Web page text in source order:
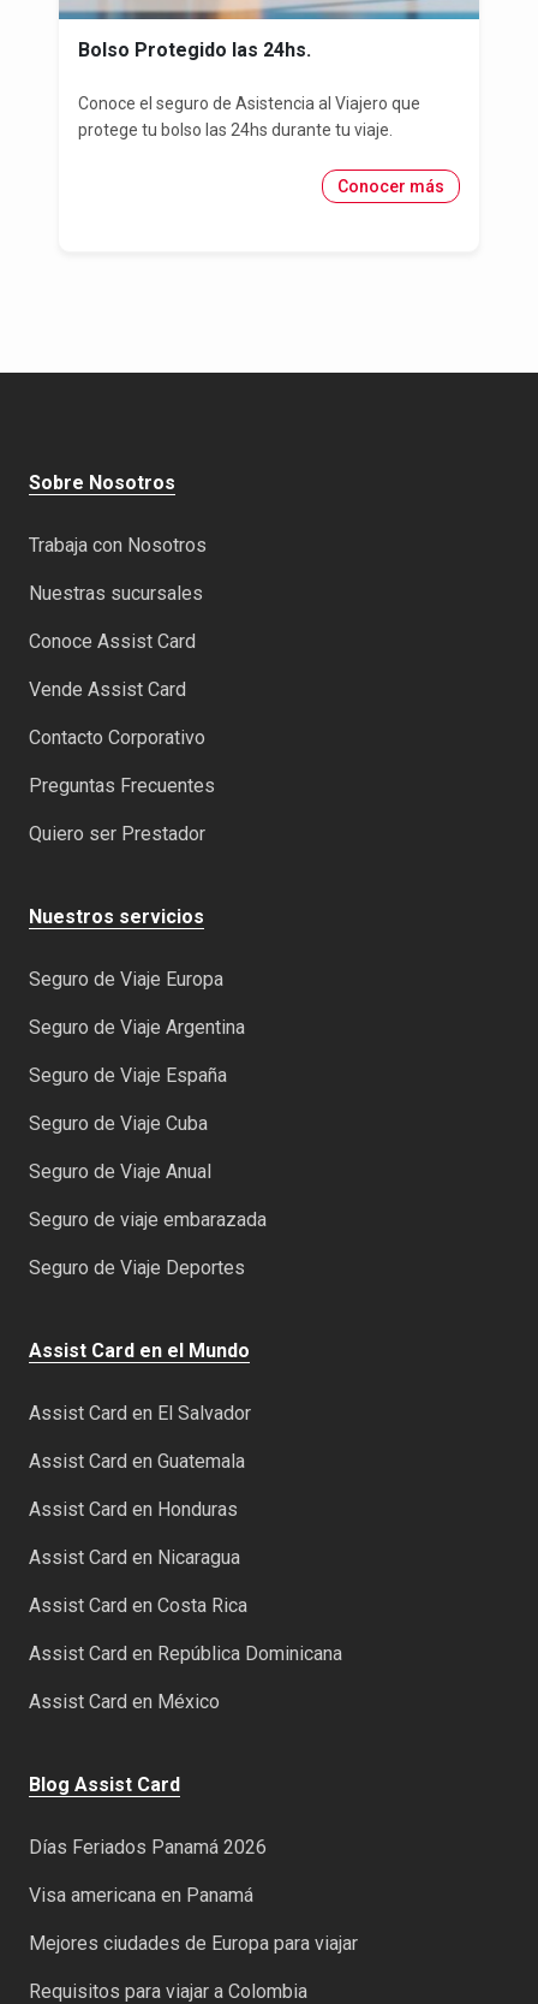
Bolso Protegido las 24hs.
Conoce el seguro de Asistencia al Viajero que
protege tu bolso las 24hs durante tu viaje.
Conocer más
Sobre Nosotros
Trabaja con Nosotros
Nuestras sucursales
Conoce Assist Card
Vende Assist Card
Contacto Corporativo
Preguntas Frecuentes
Quiero ser Prestador
Nuestros servicios
Seguro de Viaje Europa
Seguro de Viaje Argentina
Seguro de Viaje España
Seguro de Viaje Cuba
Seguro de Viaje Anual
Seguro de viaje embarazada
Seguro de Viaje Deportes
Assist Card en el Mundo
Assist Card en El Salvador
Assist Card en Guatemala
Assist Card en Honduras
Assist Card en Nicaragua
Assist Card en Costa Rica
Assist Card en República Dominicana
Assist Card en México
Blog Assist Card
Días Feriados Panamá 2026
Visa americana en Panamá
Mejores ciudades de Europa para viajar
Requisitos para viajar a Colombia